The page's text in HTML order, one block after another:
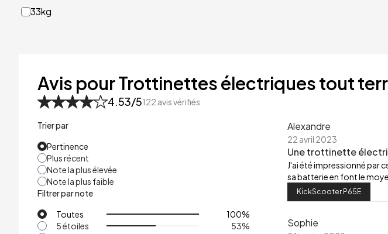
33kg
53kg
Avis pour Trottinettes électriques tout
4.53/5122 avis vérifiés
Trier par
Pertinence
Plus récent
Note la plus élevée
Note la plus faible
Filtrer par note
Toutes
100%
5 étoiles
53%
Alexandre
22 avril 2023
Une trottinette
J'ai été impressionné par
sa batterie en font le
KickScooter P65E
Sophie